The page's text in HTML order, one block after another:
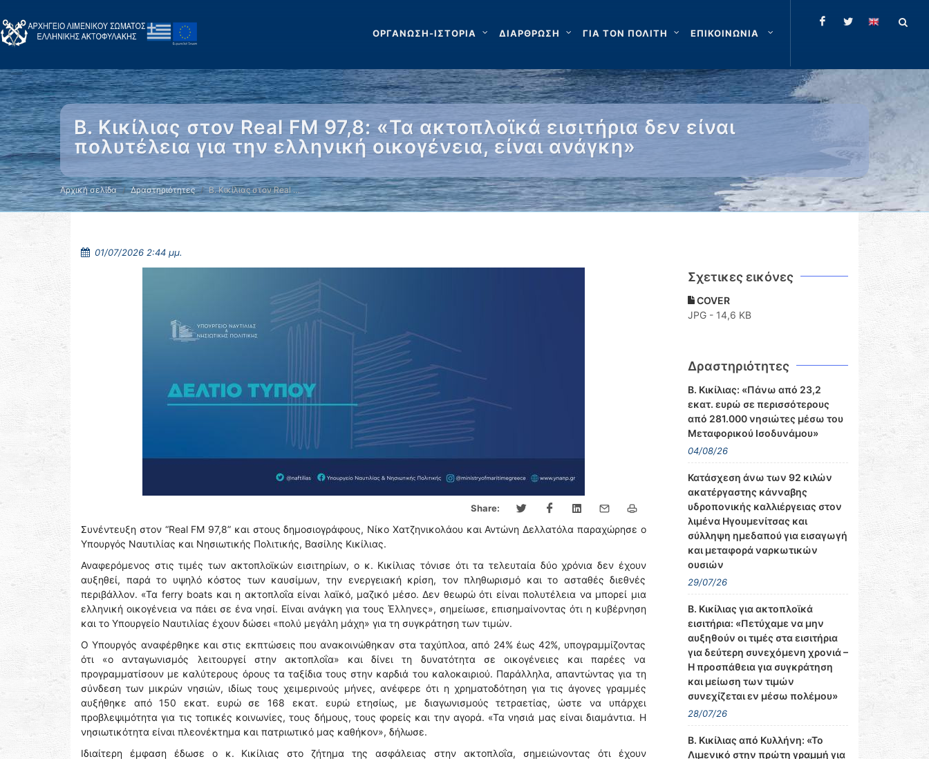
ΟΡΓΑΝΩΣΗ-ΙΣΤΟΡΙΑ ΔΙΑΡΘΡΩΣΗ ΓΙΑ ΤΟΝ ΠΟΛΙΤΗ ΕΠΙΚΟΙΝΩΝΙΑ
Β. Κικίλιας στον Real FM 97,8: «Τα ακτοπλοϊκά εισιτήρια δεν είναι
πολυτέλεια για την ελληνική οικογένεια, είναι ανάγκη»
Αρχική σελίδα Δραστηριότητες Β. Κικίλιας στον Real …
01/07/2026 2:44 μμ.
Share:
Συνέντευξη στον “Real FM 97,8” και στους δημοσιογράφους, Νίκο Χατζηνικολάου και Αντώνη Δελλατόλα παραχώρησε ο
Υπουργός Ναυτιλίας και Νησιωτικής Πολιτικής, Βασίλης Κικίλιας.
Αναφερόμενος στις τιμές των ακτοπλοϊκών εισιτηρίων, ο κ. Κικίλιας τόνισε ότι τα τελευταία δύο χρόνια δεν έχουν
αυξηθεί, παρά το υψηλό κόστος των καυσίμων, την ενεργειακή κρίση, τον πληθωρισμό και το ασταθές διεθνές
περιβάλλον. «Τα ferry boats και η ακτοπλοΐα είναι λαϊκό, μαζικό μέσο. Δεν θεωρώ ότι είναι πολυτέλεια να μπορεί μια
ελληνική οικογένεια να πάει σε ένα νησί. Είναι ανάγκη για τους Έλληνες», σημείωσε, επισημαίνοντας ότι η κυβέρνηση
και το Υπουργείο Ναυτιλίας έχουν δώσει «πολύ μεγάλη μάχη» για τη συγκράτηση των τιμών.
Ο Υπουργός αναφέρθηκε και στις εκπτώσεις που ανακοινώθηκαν στα ταχύπλοα, από 24% έως 42%, υπογραμμίζοντας
ότι «ο ανταγωνισμός λειτουργεί στην ακτοπλοΐα» και δίνει τη δυνατότητα σε οικογένειες και παρέες να
προγραμματίσουν με καλύτερους όρους τα ταξίδια τους στην καρδιά του καλοκαιριού. Παράλληλα, απαντώντας για τη
σύνδεση των μικρών νησιών, ιδίως τους χειμερινούς μήνες, ανέφερε ότι η χρηματοδότηση για τις άγονες γραμμές
αυξήθηκε από 150 εκατ. ευρώ σε 168 εκατ. ευρώ ετησίως, με διαγωνισμούς τετραετίας, ώστε να υπάρχει
προβλεψιμότητα για τις τοπικές κοινωνίες, τους δήμους, τους φορείς και την αγορά. «Τα νησιά μας είναι διαμάντια. Η
νησιωτικότητα είναι πλεονέκτημα και πατριωτικό μας καθήκον», δήλωσε.
Ιδιαίτερη έμφαση έδωσε ο κ. Κικίλιας στο ζήτημα της ασφάλειας στην ακτοπλοΐα, σημειώνοντας ότι έχουν
Σχετικες εικόνες
COVER
JPG - 14,6 KB
Δραστηριότητες
Β. Κικίλιας: «Πάνω από 23,2
εκατ. ευρώ σε περισσότερους
από 281.000 νησιώτες μέσω του
Μεταφορικού Ισοδυνάμου»
04/08/26
Κατάσχεση άνω των 92 κιλών
ακατέργαστης κάνναβης
υδροπονικής καλλιέργειας στον
λιμένα Ηγουμενίτσας και
σύλληψη ημεδαπού για εισαγωγή
και μεταφορά ναρκωτικών
ουσιών
29/07/26
Β. Κικίλιας για ακτοπλοϊκά
εισιτήρια: «Πετύχαμε να μην
αυξηθούν οι τιμές στα εισιτήρια
για δεύτερη συνεχόμενη χρονιά –
Η προσπάθεια για συγκράτηση
και μείωση των τιμών
συνεχίζεται εν μέσω πολέμου»
28/07/26
Β. Κικίλιας από Κυλλήνη: «Το
Λιμενικό στην πρώτη γραμμή για